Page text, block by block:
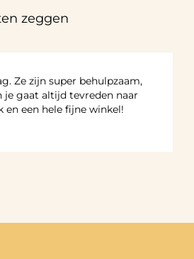
zeggen
Ze zijn super behulpzaam,
je gaat altijd tevreden naar
en een hele fijne winkel!